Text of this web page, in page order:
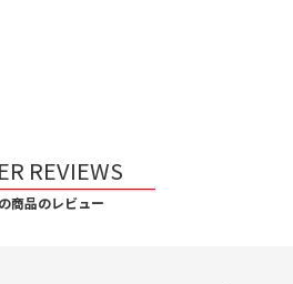
REVIEWS
商品のレビュー